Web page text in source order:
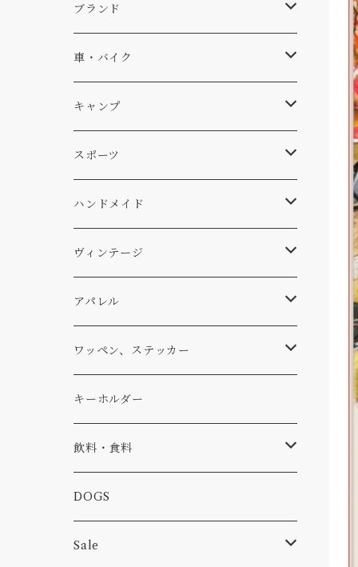
キャップ、ニット
ソックス
雑貨
ステッカー
バッグ
パンツ
パーカー・トレーナー
アウター
コラボ
食品
ブランド
Db
サーフ
スキー
A-Frame
DOGS
WEAR
Four My Self
Ten
アメリカ軍払い下げ
...mura
車・バイク
車外
マット、シート
エアフレッシュナー
小物
ヘルメット
キャンプ
ファニチャー
キッチン
スリーピング
小物
コーヒー
焚き火
スポーツ
サーフ
スキー
ハンドメイド
ステッカー
ワッペン
小物
ヴィンテージ
ワッペン
ステッカー
小物
バイク
カー
アパレル
Tシャツ
キャップ、ニット
バッグ
小物
パンツ
ワッペン、ステッカー
ワッペン
ステッカー
ピン
キーホルダー
飲料・食料
コーヒー
食べ物
DOGS
Sale